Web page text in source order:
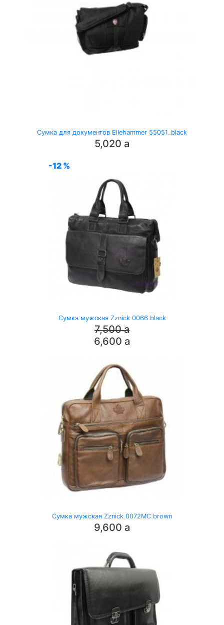
Сумка для документов Ellehammer 55051_black
5,020 a
-12 %
Сумка мужская Zznick 0066 black
7,500a
6,600 a
Сумка мужская Zznick 0072MC brown
9,600 a